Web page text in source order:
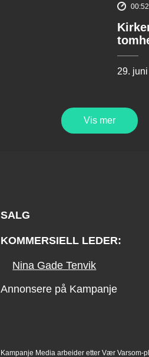
00:52
29.
Vis mer
SALG
KOMMERSIELL LEDER:
Nina Gade Tenvik
Annonsere på Kampanje
Kampanje Media arbeider etter Vær Varsom-